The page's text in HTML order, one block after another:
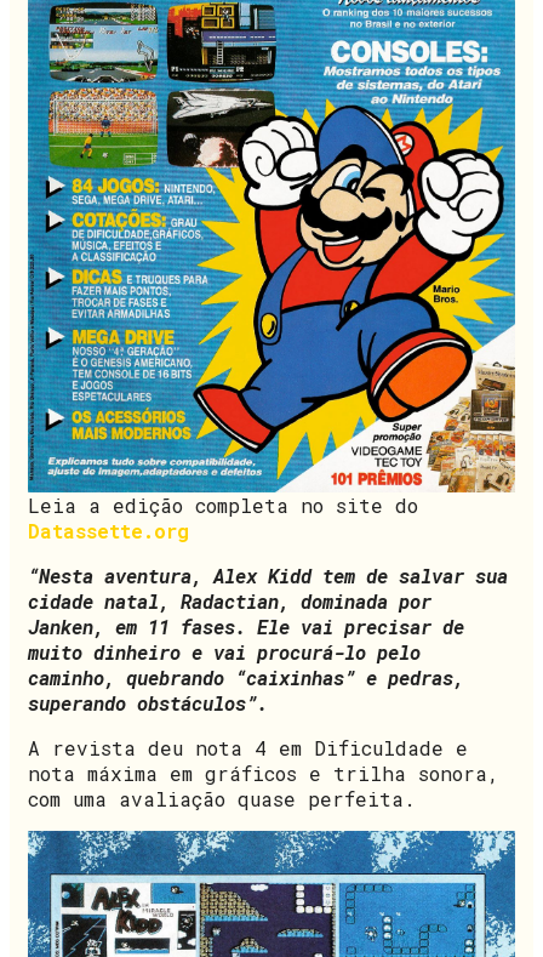
Leia a edição completa no site do
Datassette.org
“Nesta aventura, Alex Kidd tem de salvar sua
cidade natal, Radactian, dominada por
Janken, em 11 fases. Ele vai precisar de
muito dinheiro e vai procurá-lo pelo
caminho, quebrando “caixinhas” e pedras,
superando obstáculos”.
A revista deu nota 4 em Dificuldade e
nota máxima em gráficos e trilha sonora,
com uma avaliação quase perfeita.